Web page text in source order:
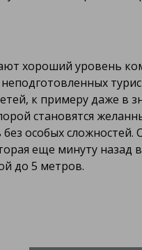
хороший уровень
к примеру даже в
становятся
особых сложностей.
еще минуту назад
до 5 метров.